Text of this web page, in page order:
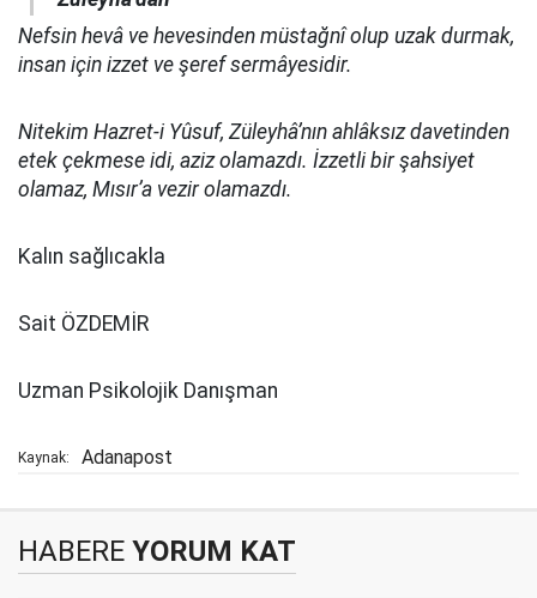
Nefsin hevâ ve hevesinden müstağnî olup uzak durmak,
insan için izzet ve şeref sermâyesidir.
Nitekim Hazret-i Yûsuf, Züleyhâ’nın ahlâksız davetinden
etek çekmese idi, aziz olamazdı. İzzetli bir şahsiyet
olamaz, Mısır’a vezir olamazdı.
Kalın sağlıcakla
Sait ÖZDEMİR
Uzman Psikolojik Danışman
Kaynak: Adanapost
HABERE YORUM KAT